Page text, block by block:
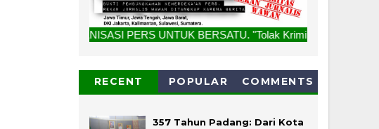
PERS UNTUK BERSATU. "Tolak Kriminalisasi Jurnalis, Rekan
RECENT POPULAR COMMENTS
357 Tahun Padang: Dari Kota